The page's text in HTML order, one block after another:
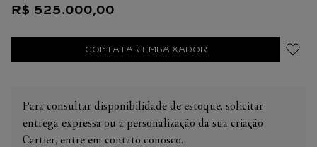
a ródio em forma de espada, vidro de safira. Dimensões da
3 bar (aprox. 30 metros).
R$ 525.000,00
CONTATAR EMBAIXADOR
Para consultar disponibilidade de estoque, solicitar
entrega expressa ou a personalização da sua criação
Cartier, entre em contato conosco.